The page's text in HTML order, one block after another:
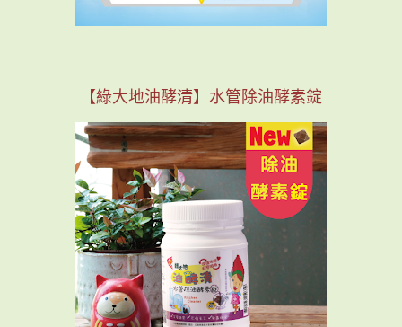
【綠大地油酵清】水管除油酵素錠